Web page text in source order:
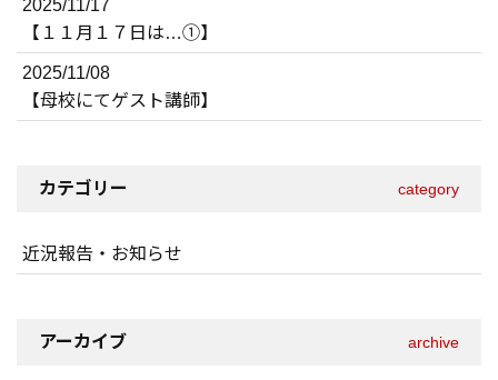
2025/11/17
【１１月１７日は…①】
2025/11/08
【母校にてゲスト講師】
カテゴリー category
近況報告・お知らせ
アーカイブ archive